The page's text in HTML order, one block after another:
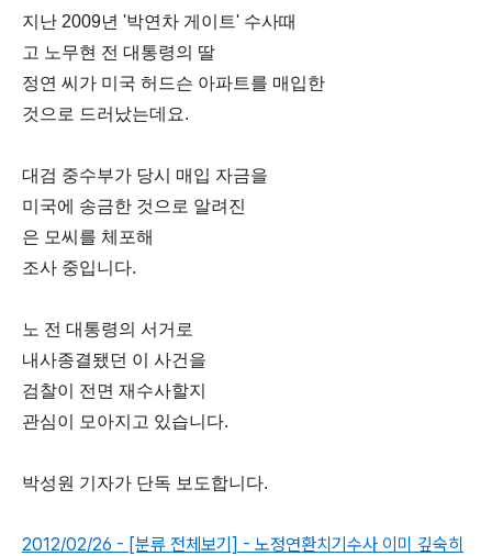
지난 2009년 '박연차 게이트' 수사때
고 노무현 전 대통령의 딸
정연 씨가 미국 허드슨 아파트를 매입한
것으로 드러났는데요.
대검 중수부가 당시 매입 자금을
미국에 송금한 것으로 알려진
은 모씨를 체포해
조사 중입니다.
노 전 대통령의 서거로
내사종결됐던 이 사건을
검찰이 전면 재수사할지
관심이 모아지고 있습니다.
박성원 기자가 단독 보도합니다.
2012/02/26 - [분류 전체보기] - 노정연환치기수사 이미 깊숙히